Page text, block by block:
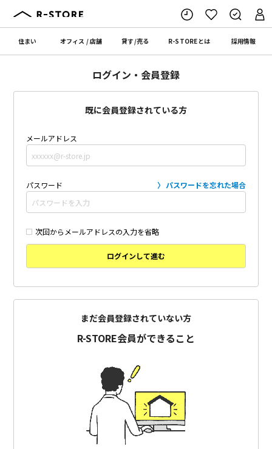
住まい オフィス /店舗 貸す/売る R-STOREとは 採用情報
ログイン・会員登録
既に会員登録されている方
メールアドレス
パスワード パスワードを忘れた場合
次回からメールアドレスの入力を省略
ログインして進む
まだ会員登録されていない方
R-STORE会員ができること